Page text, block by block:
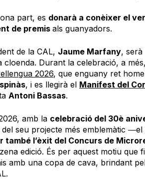
part, es donarà a conèixer el
de premisals guanyadors.
de la CAL, Jaume Marfany, serà
cloenda. Durant la celebració, a
2026, que enguany ret
, i es llegirà el Manifest del
Antoni Bassas.
amb la celebració del 30è
seu projecte més emblemàtic ―el
també l’èxit del Concurs de
edició. És per aquest motiu que
amb una copa de cava, brindant